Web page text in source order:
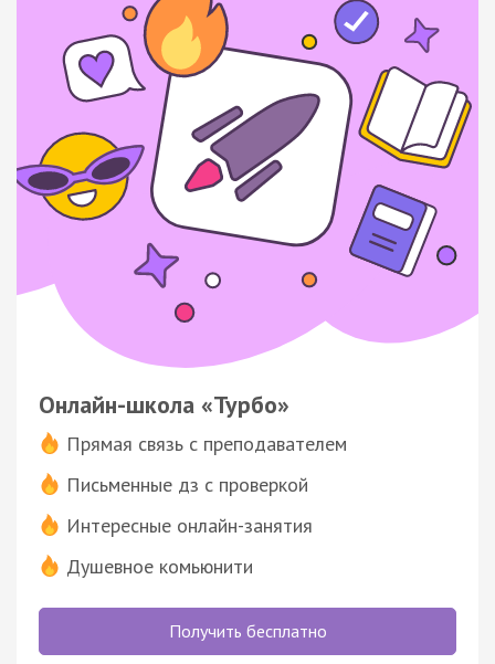
Онлайн-школа «Турбо»
Прямая связь с преподавателем
Письменные дз с проверкой
Интересные онлайн-занятия
Душевное комьюнити
Получить бесплатно